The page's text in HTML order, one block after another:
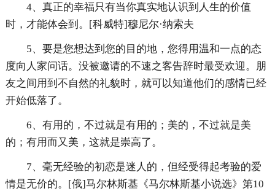
4、真正的幸福只有当你真实地认识到人生的价值
时，才能体会到。[科威特]穆尼尔·纳索夫
5、要是您想达到您的目的地，您得用温和一点的态
度向人家问话。没被邀请的不速之客告辞时最受欢迎。朋
友之间用到不自然的礼貌时，就可以知道他们的感情已经
开始低落了。
6、有用的，不过就是有用的；美的，不过就是美
的；有用而又美，这就是崇高了。
7、毫无经验的初恋是迷人的，但经受得起考验的爱
情是无价的。[俄]马尔林斯基《马尔林斯基小说选》第10